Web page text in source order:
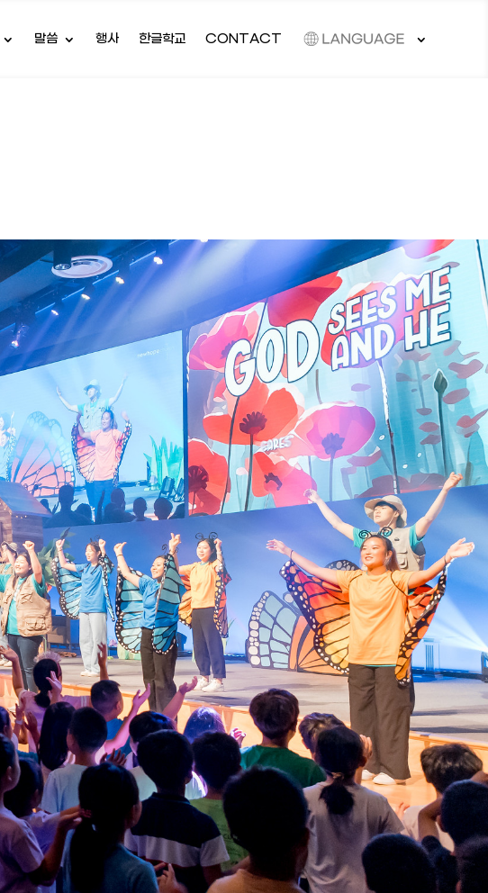
말씀 행사 한글학교 CONTACT